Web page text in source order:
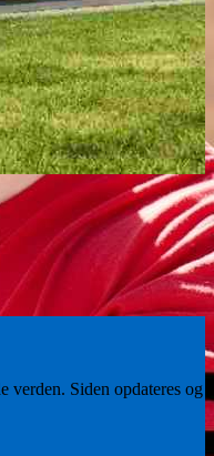
verden. Siden opdateres og